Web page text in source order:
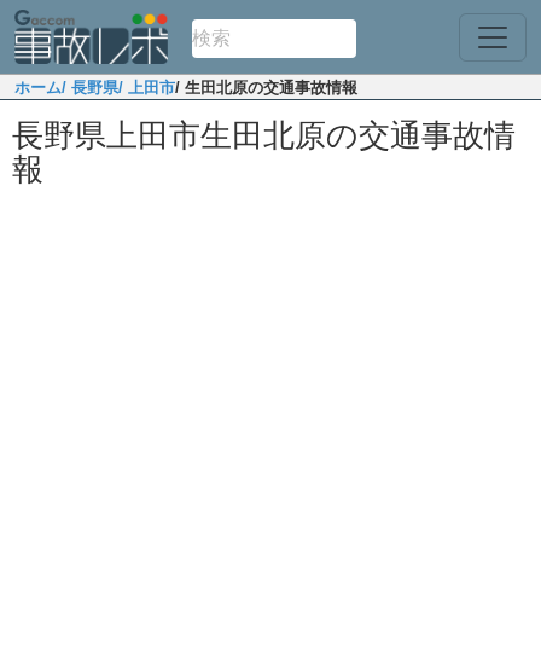
ホーム/ 長野県/ 上田市/ 生田北原の交通事故情報
長野県上田市生田北原の交通事故情
報